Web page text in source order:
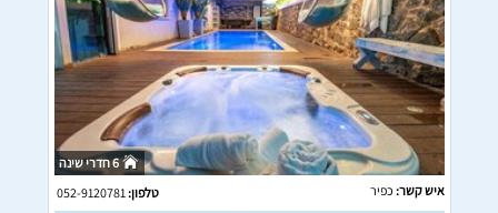
6 חדרי שינה
איש קשר: כפיר טלפון: